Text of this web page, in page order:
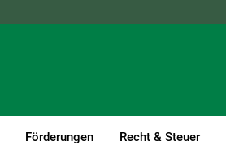
Förderungen Recht & Steuer